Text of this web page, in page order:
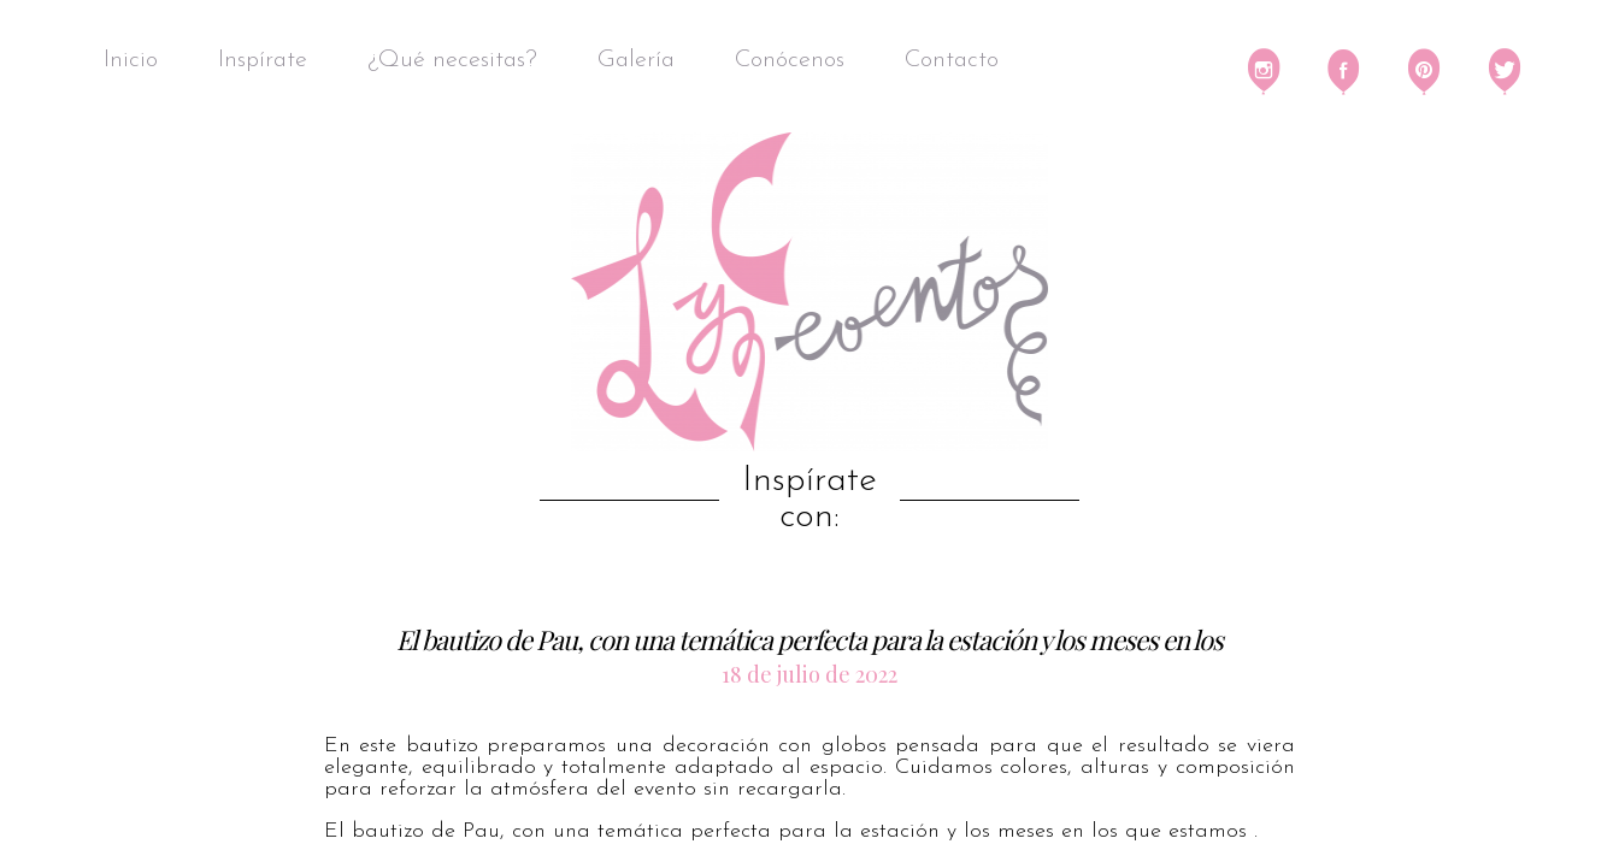
Inicio Inspírate ¿Qué necesitas? Galería Conócenos Contacto
Inspírate
con:
El bautizo de Pau, con una temática perfecta para la estación y los meses en los
18 de julio de 2022
En este bautizo preparamos una decoración con globos pensada para que el resultado se viera
elegante, equilibrado y totalmente adaptado al espacio. Cuidamos colores, alturas y composición
para reforzar la atmósfera del evento sin recargarla.
El bautizo de Pau, con una temática perfecta para la estación y los meses en los que estamos .